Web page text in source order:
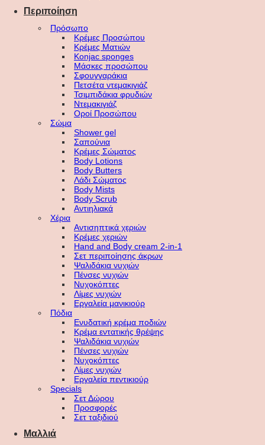
Περιποίηση
Πρόσωπο
Κρέμες Προσώπου
Κρέμες Ματιών
Konjac sponges
Μάσκες προσώπου
Σφουγγαράκια
Πετσέτα ντεμακιγιάζ
Τσιμπιδάκια φρυδιών
Ντεμακιγιάζ
Οροί Προσώπου
Σώμα
Shower gel
Σαπούνια
Κρέμες Σώματος
Body Lotions
Body Butters
Λάδι Σώματος
Body Mists
Body Scrub
Αντιηλιακά
Χέρια
Αντισηπτικά χεριών
Κρέμες χεριών
Hand and Body cream 2-in-1
Σετ περιποίησης άκρων
Ψαλιδάκια νυχιών
Πένσες νυχιών
Νυχοκόπτες
Λίμες νυχιών
Εργαλεία μανικιούρ
Πόδια
Ενυδατική κρέμα ποδιών
Κρέμα εντατικής θρέψης
Ψαλιδάκια νυχιών
Πένσες νυχιών
Νυχοκόπτες
Λίμες νυχιών
Εργαλεία πεντικιούρ
Specials
Σετ Δώρου
Προσφορές
Σετ ταξιδιού
Μαλλιά